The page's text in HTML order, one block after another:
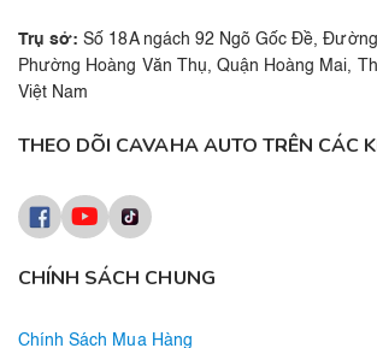
Trụ sở: Số 18A ngách 92 Ngõ Gốc Đề,
Phường Hoàng Văn Thụ, Quận Hoàng Mai,
Việt Nam
CHÍNH SÁCH CHUNG
Chính Sách Mua Hàng
THEO DÕI CAVAHA AUTO TRÊN CÁC